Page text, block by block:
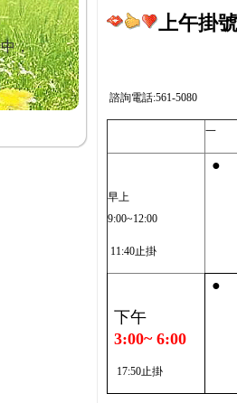
，
上午掛
諮詢電話:561-5080
一
早上
9:00~12:00
11:40止掛
●
下午
3:00~ 6:00
17:50止掛
●